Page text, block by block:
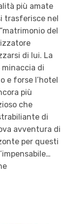
più amate
trasferisce nel
del
di lui. La
di
e forse l’hotel
più
che
di
avventura di
per questi